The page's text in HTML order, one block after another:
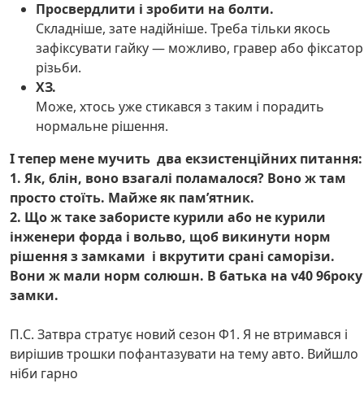
Просвердлити і зробити на болти.
Складніше, зате надійніше. Треба тільки якось
зафіксувати гайку — можливо, гравер або фіксатор
різьби.
ХЗ.
Може, хтось уже стикався з таким і порадить
нормальне рішення.
І тепер мене мучить два екзистенційних питання:
1. Як, блін, воно взагалі поламалося? Воно ж там
просто стоїть. Майже як пам’ятник.
2. Що ж таке забористе курили або не курили
інженери форда і вольво, щоб викинути норм
рішення з замками і вкрутити срані саморізи.
Вони ж мали норм солюшн. В батька на v40 96року
замки.
П.C. Затвра стратує новий сезон Ф1. Я не втримався і
вирішив трошки пофантазувати на тему авто. Вийшло
ніби гарно